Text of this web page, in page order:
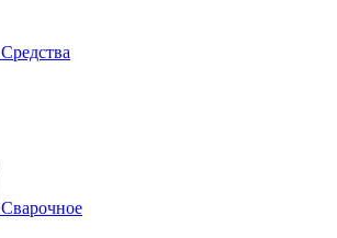
Средства
Сварочное